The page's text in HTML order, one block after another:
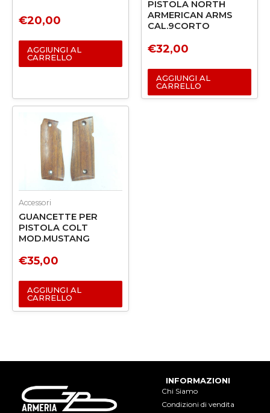
€20,00
AGGIUNGI AL
CARRELLO
PISTOLA NORTH
ARMERICAN ARMS
CAL.9CORTO
€32,00
AGGIUNGI AL
CARRELLO
Accessori
GUANCETTE PER
PISTOLA COLT
MOD.MUSTANG
€35,00
AGGIUNGI AL
CARRELLO
INFORMAZIONI
Chi Siamo
Condizioni di vendita